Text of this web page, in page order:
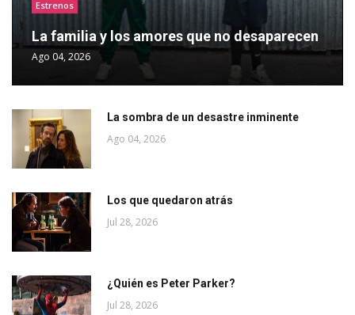
Estrenos
La familia y los amores que no desaparecen
Ago 04, 2026
La sombra de un desastre inminente
Ago 04, 2026
Los que quedaron atrás
Jul 28, 2026
¿Quién es Peter Parker?
Jul 28, 2026